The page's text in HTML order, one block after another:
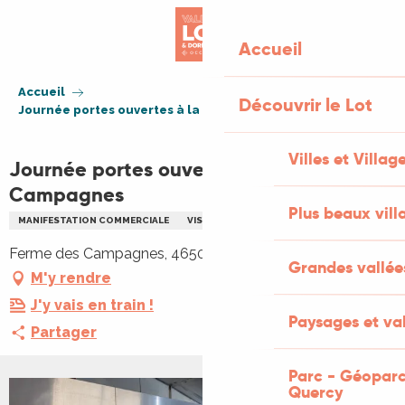
Accueil
Découvrir le Lot
Villes et
Plus beaux
Grandes
Paysages et
Parc -
Quercy
Accueil
Journée portes ouvertes à la Ferme des Campagnes
Journée portes ouvertes à la Ferme des
Campagnes
MANIFESTATION COMMERCIALE VISITE GASTRONOMIE
Ferme des Campagnes, 46500 Rocamadour
M'y rendre
J'y vais en train !
Partager